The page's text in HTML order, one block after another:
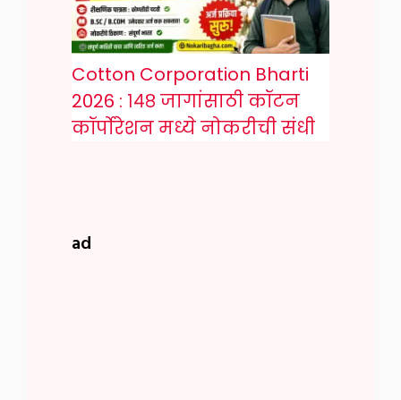
Cotton Corporation Bharti
2026 : १४८ जागांसाठी कॉटन
कॉर्पोरेशन मध्ये नोकरीची संधी
ad